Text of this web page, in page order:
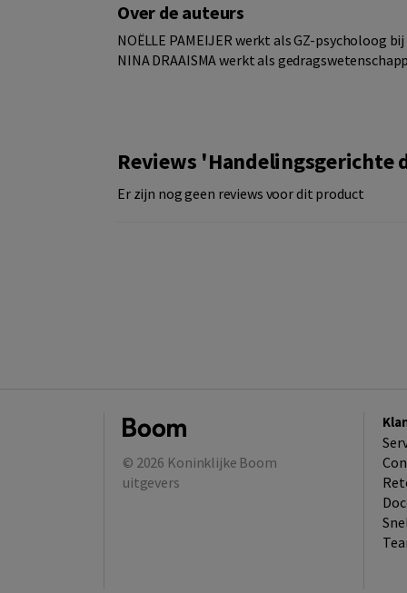
Over de auteurs
NOËLLE PAMEIJER werkt als GZ-psycholoog
NINA DRAAISMA werkt als
Reviews 'Handelingsgerichte
Er zijn nog geen reviews voor dit product
© 2026 Koninklijke Boom
uitgevers